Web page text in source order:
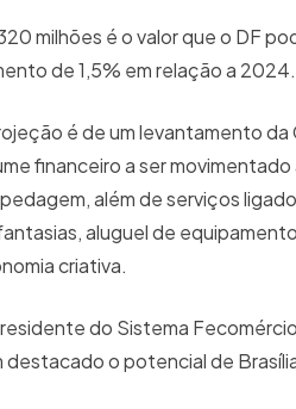
milhões é o valor que o DF
de 1,5% em relação a
é de um levantamento
financeiro a ser
além de serviços
aluguel de
criativa.
do Sistema
destacado o potencial de